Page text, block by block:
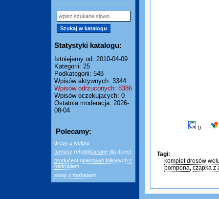
Statystyki katalogu:
Istniejemy od: 2010-04-09
Kategorii: 25
Podkategorii: 548
Wpisów aktywnych: 3344
Wpisów odrzuconych: 8386
Wpisów oczekujących: 0
Ostatnia moderacja: 2026-
08-04
Polecamy:
dresy z weluru
turnusy rehabilitacyjne dla dzieci
producent opakowań foliowych z
nadrukiem
sklep z herbatami
0
Tagi:
komplet dresów
pompona, czapka z